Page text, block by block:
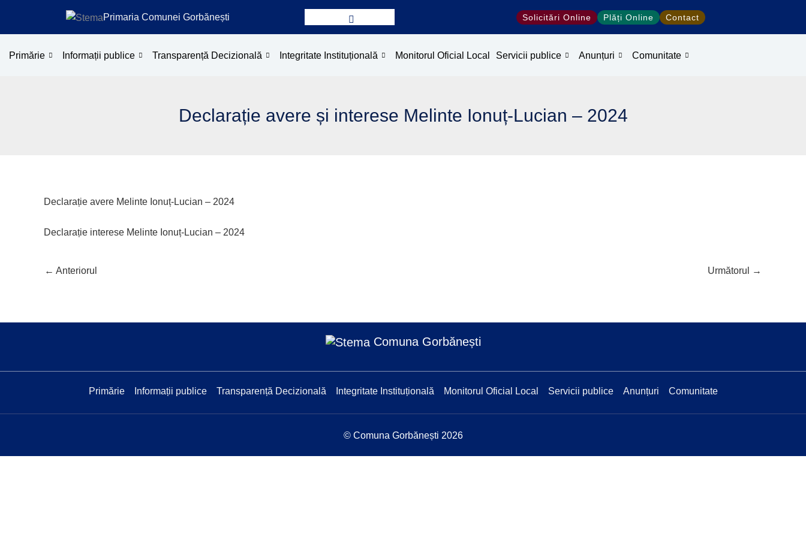
conținut
Primaria Comunei Gorbănești Solicitări Online Plăți Online Contact
Primărie Informații publice Transparență Decizională Integritate Instituțională Monitorul Oficial Local Servicii publice Anunțuri Comunitate
Declarație avere și interese Melinte Ionuț-Lucian – 2024
Declarație avere Melinte Ionuț-Lucian – 2024
Declarație interese Melinte Ionuț-Lucian – 2024
← Anteriorul Următorul →
Comuna Gorbănești
Primărie Informații publice Transparență Decizională Integritate Instituțională Monitorul Oficial Local Servicii publice Anunțuri Comunitate
© Comuna Gorbănești 2026